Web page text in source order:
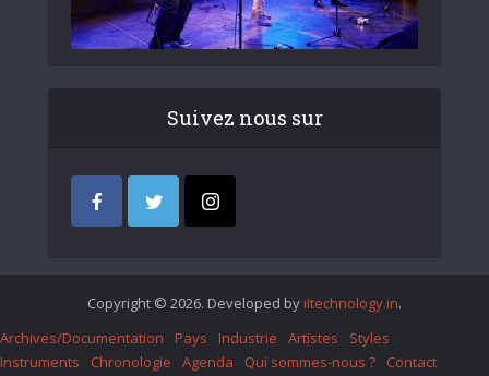
Suivez nous sur
Copyright © 2026. Developed by iItechnology.in.
Archives/Documentation
Pays Industrie Artistes
Styles
Instruments
Chronologie Agenda Qui sommes-nous ? Contact